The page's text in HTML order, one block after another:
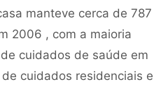
manteve cerca de 787
2006 , com a maioria
cuidados de saúde em
cuidados residenciais e